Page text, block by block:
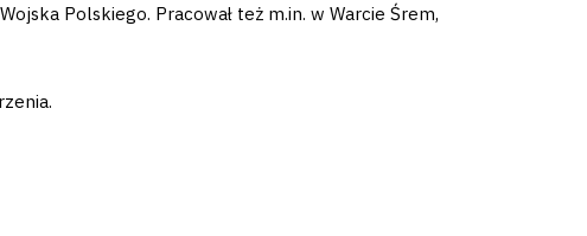
Polskiego. Pracował też m.in. w Warcie Śrem,